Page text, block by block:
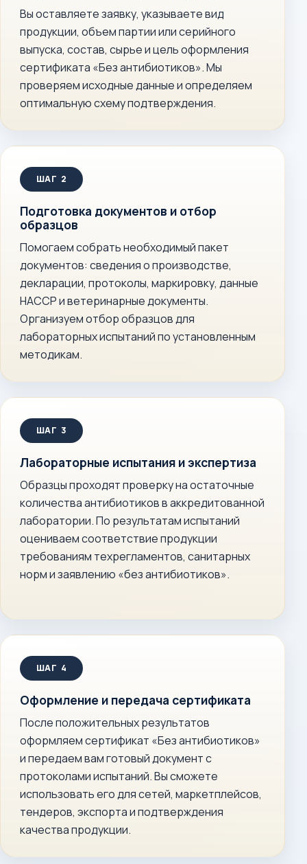
Вы оставляете заявку, указываете вид
продукции, объем партии или серийного
выпуска, состав, сырье и цель оформления
сертификата «Без антибиотиков». Мы
проверяем исходные данные и определяем
оптимальную схему подтверждения.
Подготовка документов и отбор
образцов
Помогаем собрать необходимый пакет
документов: сведения о производстве,
декларации, протоколы, маркировку, данные
НАССР и ветеринарные документы.
Организуем отбор образцов для
лабораторных испытаний по установленным
методикам.
Лабораторные испытания и экспертиза
Образцы проходят проверку на остаточные
количества антибиотиков в аккредитованной
лаборатории. По результатам испытаний
оцениваем соответствие продукции
требованиям техрегламентов, санитарных
норм и заявлению «без антибиотиков».
Оформление и передача сертификата
После положительных результатов
оформляем сертификат «Без антибиотиков»
и передаем вам готовый документ с
протоколами испытаний. Вы сможете
использовать его для сетей, маркетплейсов,
тендеров, экспорта и подтверждения
качества продукции.